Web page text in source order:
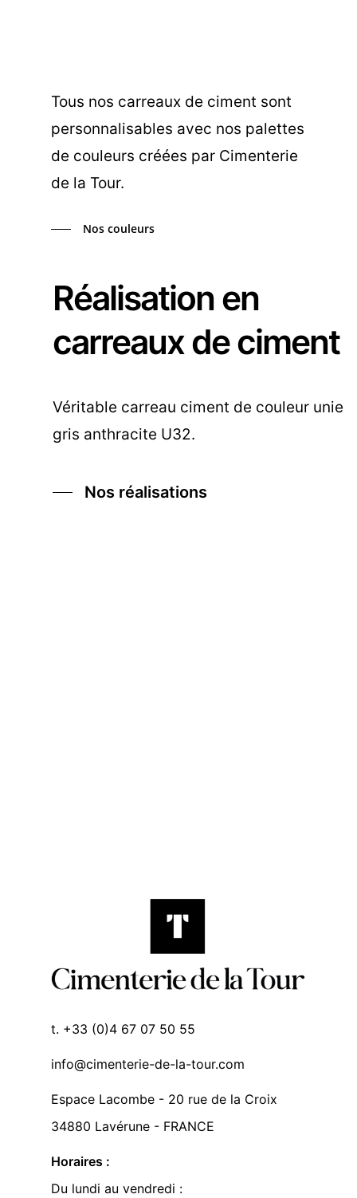
Tous nos carreaux de ciment sont
personnalisables avec nos palettes
de couleurs créées par Cimenterie
de la Tour.
Nos couleurs
Réalisation en
carreaux de ciment
Véritable carreau ciment de couleur unie
gris anthracite U32.
Nos réalisations
t. +33 (0)4 67 07 50 55
info@cimenterie-de-la-tour.com
Espace Lacombe - 20 rue de la Croix
34880 Lavérune - FRANCE
Horaires :
Du lundi au vendredi :